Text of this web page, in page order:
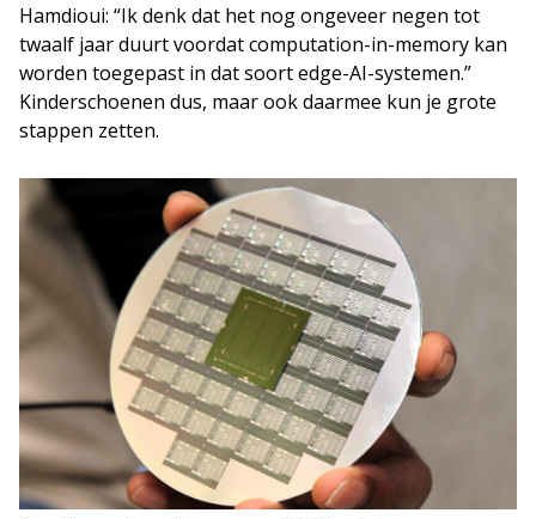
Hamdioui: “Ik denk dat het nog ongeveer negen tot
twaalf jaar duurt voordat computation-in-memory kan
worden toegepast in dat soort edge-AI-systemen.”
Kinderschoenen dus, maar ook daarmee kun je grote
stappen zetten.